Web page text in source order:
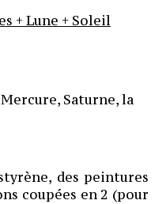
+ Lune + Soleil
Saturne, la
des peintures
coupées en 2 (pour